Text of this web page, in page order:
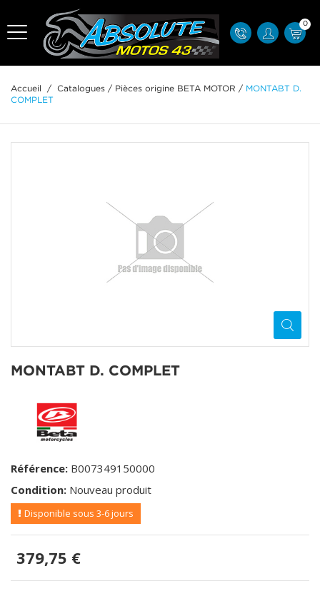
0
Accueil / Catalogues / Pièces origine BETA MOTOR /
MONTABT D.
COMPLET
MONTABT D. COMPLET
Référence: B007349150000
Condition: Nouveau produit
Disponible sous 3-6 jours
379,75 €